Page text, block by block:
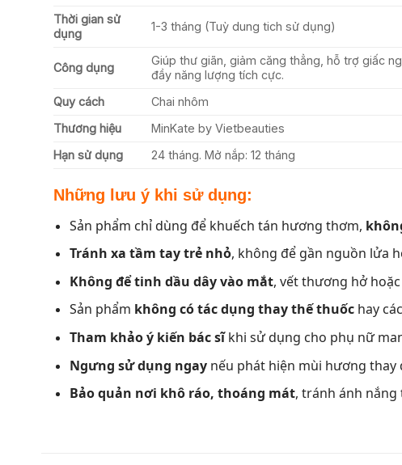
Thời gian sử
dụng
1-3 tháng (Tuỳ dung tich sử dụng)
Công dụng
Giúp thư giãn, giảm căng thẳng, hỗ trợ giấc
đầy năng lượng tích cực.
Quy cách
Chai nhôm
Thương hiệu
MinKate by Vietbeauties
Hạn sử dụng
24 tháng. Mở nắp: 12 tháng
Những lưu ý khi sử dụng:
Sản phẩm chỉ dùng để khuếch tán hương thơm,
Tránh xa tầm tay trẻ nhỏ, không để gần nguồn lửa
Không để tinh dầu dây vào mắt, vết thương hở
Sản phẩm không có tác dụng thay thế thuốc hay
Tham khảo ý kiến bác sĩkhi sử dụng cho phụ nữ
Ngưng sử dụng ngay nếu phát hiện mùi hương thay
Bảo quản nơi khô ráo, thoáng mát, tránh ánh